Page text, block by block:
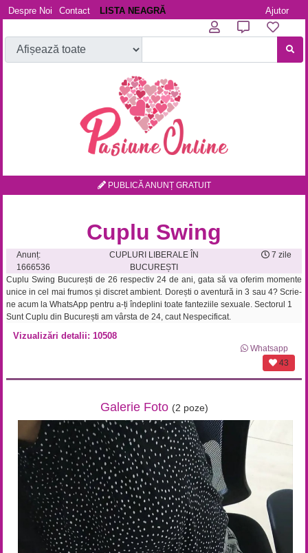
Despre Noi Contact LISTA NEAGRĂ Ajutor
PUBLICĂ ANUNȚ GRATUIT
Cuplu Swing
Anunț:
1666536
CUPLURI LIBERALE ÎN
BUCUREȘTI
7 zile
Cuplu Swing București de 26 respectiv 24 de ani, gata să va oferim momente
unice in cel mai frumos și discret ambient. Dorești o aventură in 3 sau 4? Scrie-
ne acum la WhatsApp pentru a-ți îndeplini toate fanteziile sexuale. Sectorul 1
Sunt Cuplu din București am vârsta de 24, caut Nespecificat.
Vizualizări detalii: 10508
Whatsapp
43
Galerie Foto (2 poze)